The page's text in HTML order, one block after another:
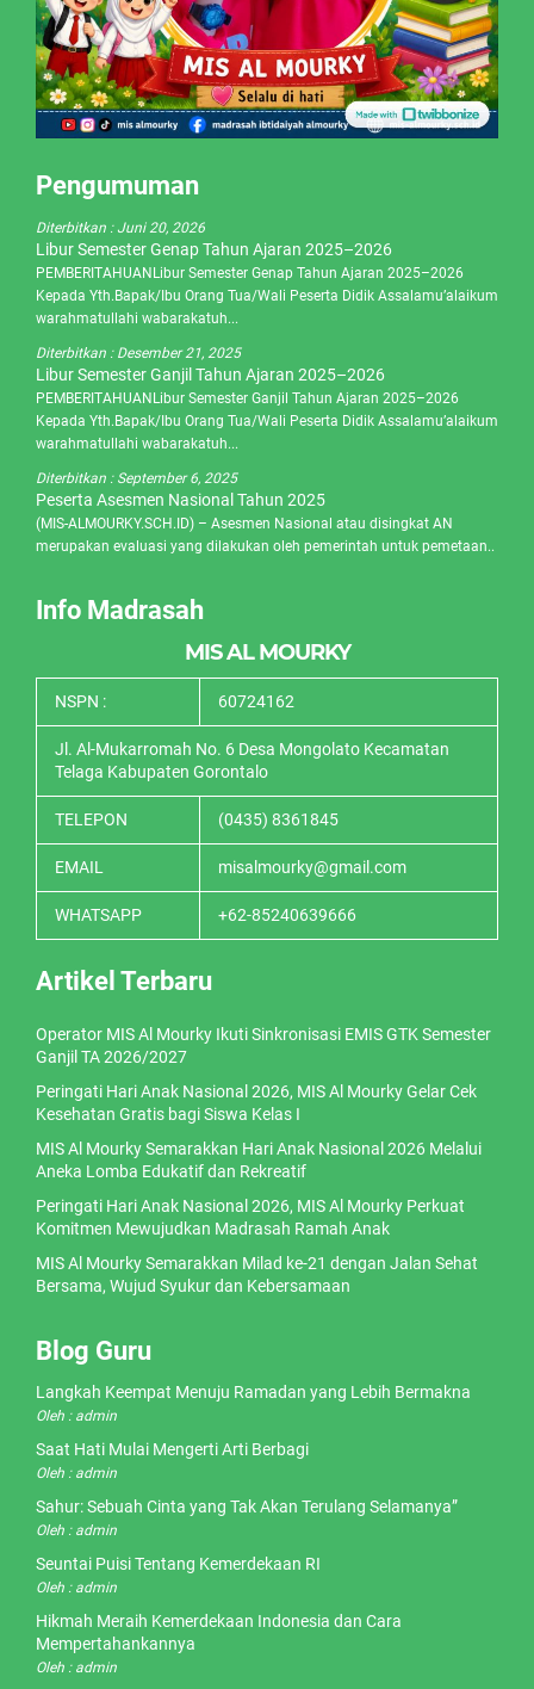
Pengumuman
Diterbitkan :Juni 20, 2026
Libur Semester Genap Tahun Ajaran 2025–2026
PEMBERITAHUANLibur Semester Genap Tahun Ajaran 2025–2026
Kepada Yth.Bapak/Ibu Orang Tua/Wali Peserta Didik Assalamu’alaikum
warahmatullahi wabarakatuh...
Diterbitkan : Desember 21, 2025
Libur Semester Ganjil Tahun Ajaran 2025–2026
PEMBERITAHUANLibur Semester Ganjil Tahun Ajaran 2025–2026
Kepada Yth.Bapak/Ibu Orang Tua/Wali Peserta Didik Assalamu’alaikum
warahmatullahi wabarakatuh...
Diterbitkan : September 6, 2025
Peserta Asesmen Nasional Tahun 2025
(MIS-ALMOURKY.SCH.ID) – Asesmen Nasional atau disingkat AN
merupakan evaluasi yang dilakukan oleh pemerintah untuk pemetaan..
Info Madrasah
MIS AL MOURKY
NSPN : 60724162
Jl. Al-Mukarromah No. 6 Desa Mongolato Kecamatan
Telaga Kabupaten Gorontalo
TELEPON (0435) 8361845
EMAIL misalmourky@gmail.com
WHATSAPP +62-85240639666
Artikel Terbaru
Operator MIS Al Mourky Ikuti Sinkronisasi EMIS GTK Semester
Ganjil TA 2026/2027
Peringati Hari Anak Nasional 2026, MIS Al Mourky Gelar Cek
Kesehatan Gratis bagi Siswa Kelas I
MIS Al Mourky Semarakkan Hari Anak Nasional 2026 Melalui
Aneka Lomba Edukatif dan Rekreatif
Peringati Hari Anak Nasional 2026, MIS Al Mourky Perkuat
Komitmen Mewujudkan Madrasah Ramah Anak
MIS Al Mourky Semarakkan Milad ke-21 dengan Jalan Sehat
Bersama, Wujud Syukur dan Kebersamaan
Blog Guru
Langkah Keempat Menuju Ramadan yang Lebih Bermakna
Oleh : admin
Saat Hati Mulai Mengerti Arti Berbagi
Oleh : admin
Sahur: Sebuah Cinta yang Tak Akan Terulang Selamanya”
Oleh : admin
Seuntai Puisi Tentang Kemerdekaan RI
Oleh : admin
Hikmah Meraih Kemerdekaan Indonesia dan Cara
Mempertahankannya
Oleh : admin